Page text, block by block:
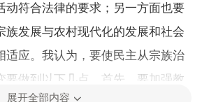
动符合法律的要求；另一方面也要
族发展与农村现代化的发展和社会
适应。我认为，要使民主从宗族治
要做到以下几点，首先，要加强教
展开全部内容